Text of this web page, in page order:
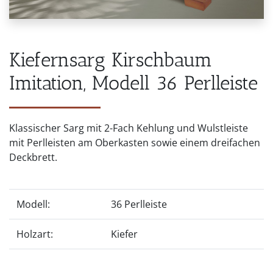
Kiefernsarg Kirschbaum
Imitation, Modell 36 Perlleiste
Klassischer Sarg mit 2-Fach Kehlung und Wulstleiste
mit Perlleisten am Oberkasten sowie einem dreifachen
Deckbrett.
Modell: 36 Perlleiste
Holzart: Kiefer